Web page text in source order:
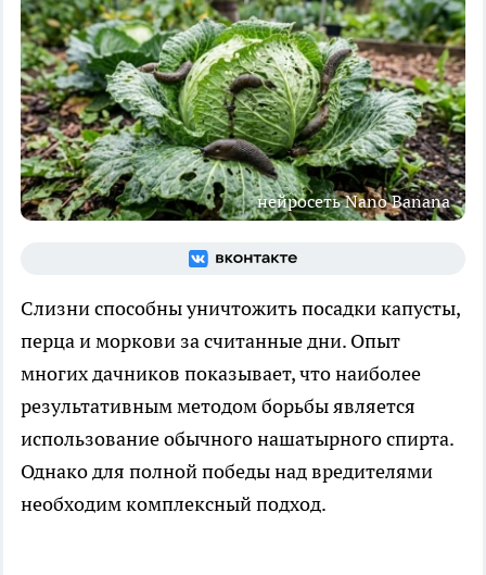
нейросеть Nano Banana
Слизни способны уничтожить посадки капусты,
перца и моркови за считанные дни. Опыт
многих дачников показывает, что наиболее
результативным методом борьбы является
использование обычного нашатырного спирта.
Однако для полной победы над вредителями
необходим комплексный подход.